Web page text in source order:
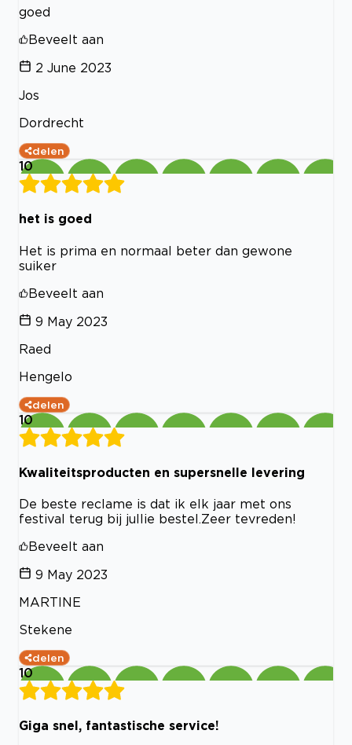
goed
Beveelt aan
2 June 2023
Jos
Dordrecht
delen
10
het is goed
Het is prima en normaal beter dan gewone
suiker
Beveelt aan
9 May 2023
Raed
Hengelo
delen
10
Kwaliteitsproducten en supersnelle levering
De beste reclame is dat ik elk jaar met ons
festival terug bij jullie bestel.Zeer tevreden!
Beveelt aan
9 May 2023
MARTINE
Stekene
delen
10
Giga snel, fantastische service!